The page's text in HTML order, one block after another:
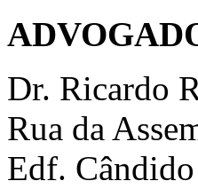
Dr. Ricardo
Rua da
Edf.